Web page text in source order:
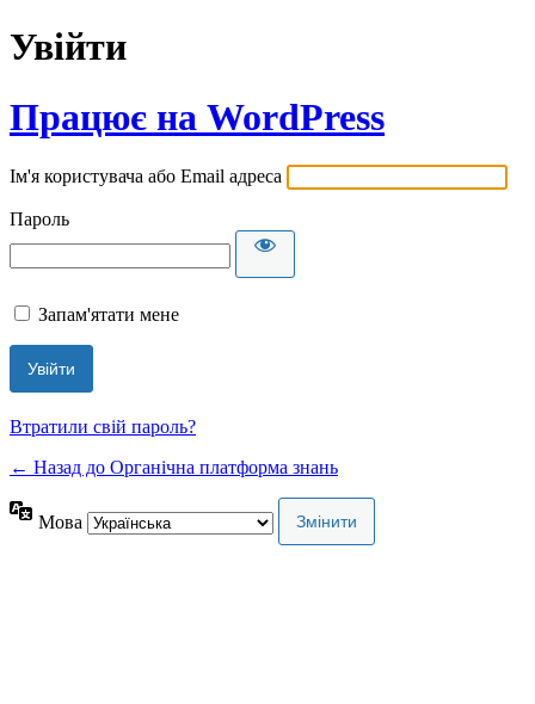
Увійти
Працює на WordPress
Ім'я користувача або Email адреса
Пароль
Запам'ятати мене
Втратили свій пароль?
← Назад до Органічна платформа знань
Мова